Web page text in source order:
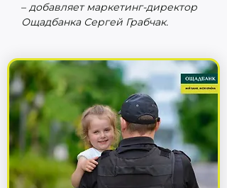
– добавляет маркетинг-директор
Ощадбанка Сергей Грабчак.